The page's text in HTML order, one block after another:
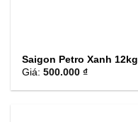
Saigon Petro Xanh 12kg
Giá:500.000 ₫